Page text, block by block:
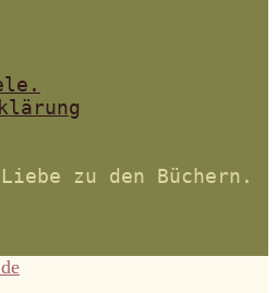
zu den Büchern.